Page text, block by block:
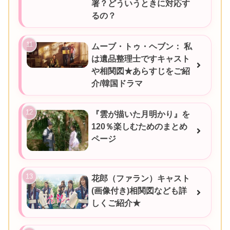
署？どういうときに対応す
るの？
ムーブ・トゥ・ヘブン： 私
は遺品整理士ですキャスト
や相関図★あらすじをご紹
介/韓国ドラマ
『雲が描いた月明かり』を
120％楽しむためのまとめ
ページ
花郎（ファラン）キャスト
(画像付き)相関図なども詳
しくご紹介★